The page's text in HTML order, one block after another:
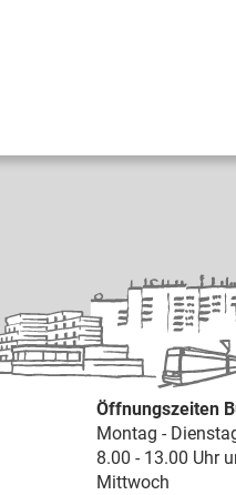
Öffnungszeiten
Montag -
8.00 - 13.00 Uhr
Mittwoch